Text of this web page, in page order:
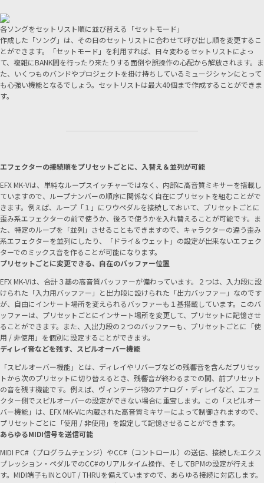
各ソングをセットリスト順に並び替える「セットモード」
作成した「ソング」は、その日のセットリストに合わせて呼び出し順を変更するこ
とができます。「セットモード」を利用すれば、日々変わるセットリストによっ
て、複雑にBANK間を行ったり来たりする面倒や誤操作の心配から解放されます。ま
た、いくつものバンドやプロジェクトを掛け持ちしているミュージシャンにとって
も心強い機能となるでしょう。セットリストは最大40個まで作成することができま
す。
エフェクターの接続順をプリセットごとに、入替え＆並列が可能
EFX MK-Vは、単純なループスイッチャーではなく、内部に高音質ミキサーを搭載し
ていますので、ループナンバーの順序に関係なく自在にプリセットを組むことがで
きます。例えば、ループ「１」にワウペダルを接続しておいて、プリセットごとに
歪み系エフェクターの前で使うか、後ろで使うかを入れ替えることが可能です。ま
た、特定のループを「並列」させることもできますので、キャラクターの違う歪み
系エフェクターを並列にしたり、「ドライ＆ウェット」の設定が出来ないエフェク
ターでのミックス音を作ることが可能になります。
プリセットごとに変更できる、自在のバッファー位置
EFX MK-Vは、合計３基の高音質バッファーが備わっています。２つは、入力段に設
けられた「入力用バッファー」と出力段に設けられた「出力バッファー」なのです
が、自由にインサート場所を変えられるバッファーも１基搭載しています。このバ
ッファーは、プリセットごとにインサート場所を変更して、プリセットに記憶させ
ることができます。また、入出力段の２つのバッファーも、プリセットごとに「使
用 / 非使用」を個別に設定することができます。
ディレイ音などを残す、スピルオーバー機能
「スピルオーバー機能」とは、ディレイやリバーブなどの残響音を含んだプリセッ
トから次のプリセットに切り替えるとき、残響音が終わるまでの間、前プリセット
の音を残す機能です。例えば、ヴィンテージ物のアナログ・ディレイなど、エフェ
クター側でスピルオーバーの設定ができない場合に重宝します。この「スピルオー
バー機能」は、EFX MK-Vに内蔵された高音質ミキサーによって制御されますので、
プリセットごとに「使用 / 非使用」を設定して記憶させることができます。
あらゆるMIDI信号を送信可能
MIDI PC#（プログラムチェンジ）やCC#（コントロール）の送信、接続したエクス
プレッション・ペダルでのCC#のリアルタイム操作、そしてBPMの設定が行えま
す。MIDI端子もINとOUT / THRUを備えていますので、あらゆる接続に対応します。